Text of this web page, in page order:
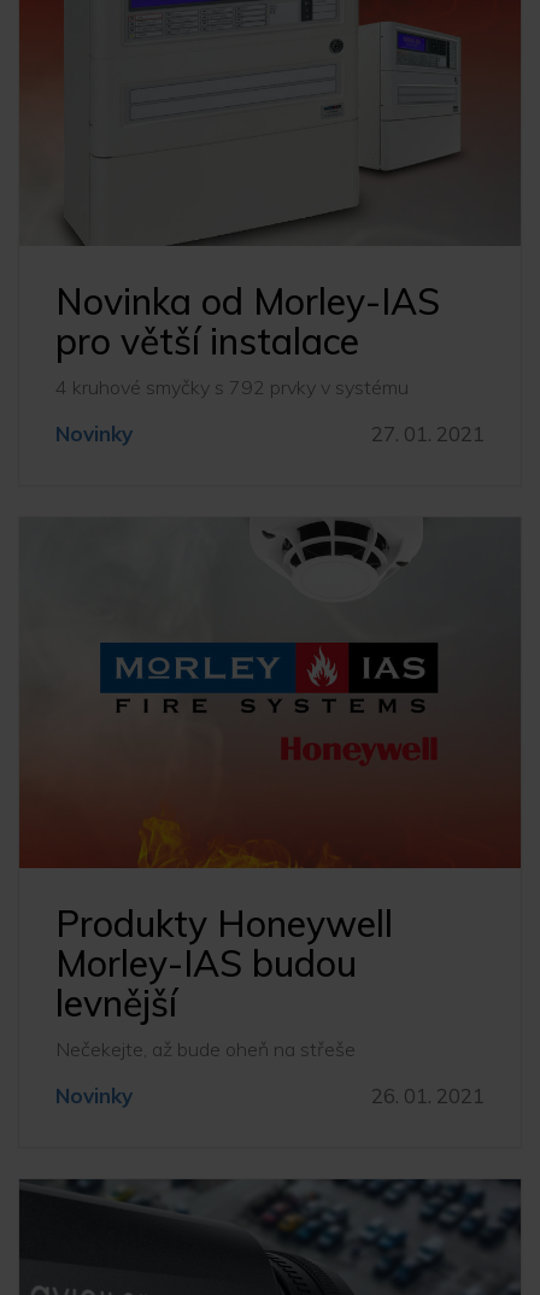
Novinka od Morley-IAS
pro větší instalace
4 kruhové smyčky s 792 prvky v systému
Novinky 27. 01. 2021
Produkty Honeywell
Morley-IAS budou
levnější
Nečekejte, až bude oheň na střeše
Novinky 26. 01. 2021